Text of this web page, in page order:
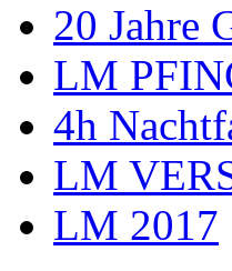
20 Jahre
LM
4h
LM
LM 2017